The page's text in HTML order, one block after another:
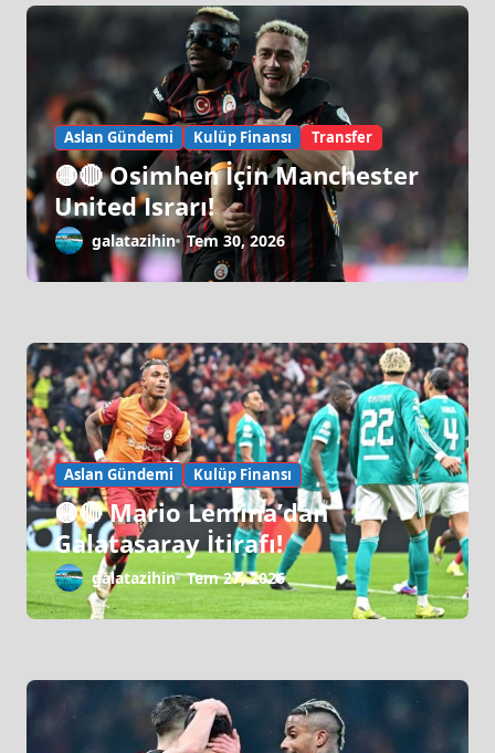
Aslan Gündemi Kulüp Finansı Transfer
🟡🔴 Osimhen İçin Manchester
United Israrı!
galatazihin Tem 30, 2026
Aslan Gündemi Kulüp Finansı
🟡🔴 Mario Lemina’dan
Galatasaray İtirafı!
galatazihin Tem 27, 2026